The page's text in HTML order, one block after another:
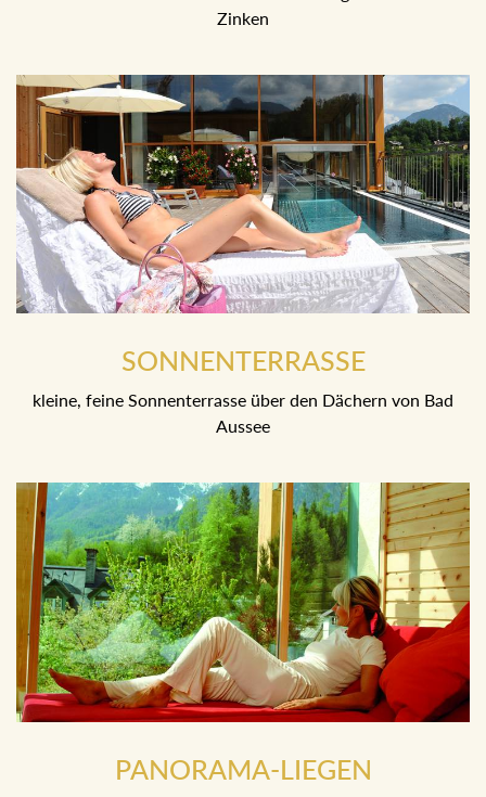
Zinken
SONNENTERRASSE
kleine, feine Sonnenterrasse über den Dächern von Bad
Aussee
PANORAMA-LIEGEN